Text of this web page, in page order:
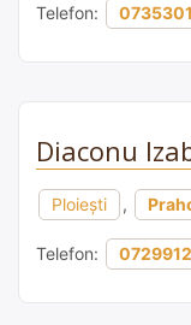
Telefon:
Diaconu
Ploiești ,
Telefon: